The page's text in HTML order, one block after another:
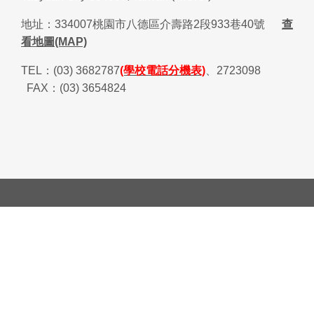
地址： 334007桃園市八德區介壽路2段933巷40號
查
看地圖(MAP)
TEL ： (03) 3682787(學校電話分機表)
2723098
FAX ： (03) 3654824